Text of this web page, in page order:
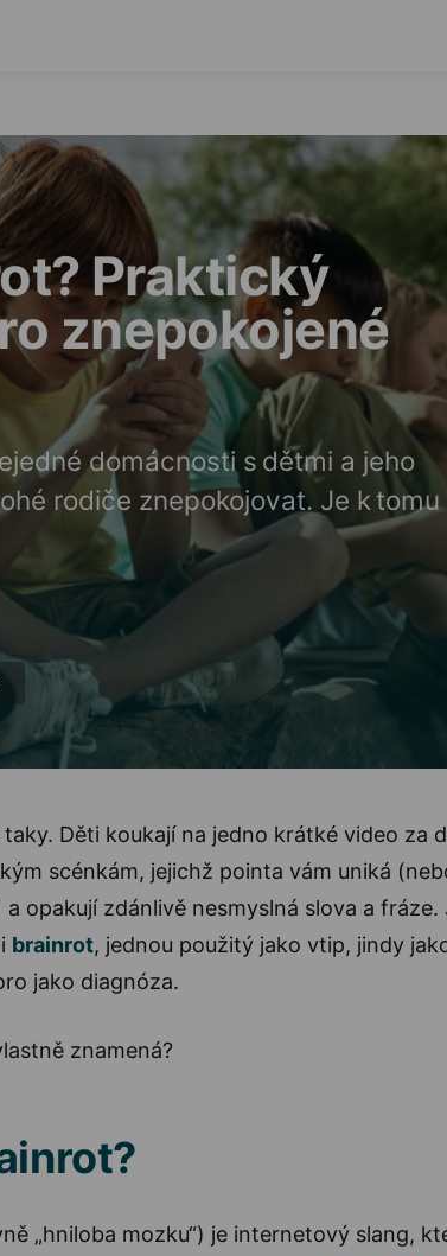
Praktický
znepokojené
domácnosti s dětmi a jeho
rodiče znepokojovat. Je k tomu
Děti koukají na jedno krátké video za
scénkám, jejichž pointa vám uniká
opakují zdánlivě nesmyslná slova a fráze.
brainrot, jednou použitý jako vtip, jindy
jako diagnóza.
znamená?
„hniloba mozku“) je internetový slang,